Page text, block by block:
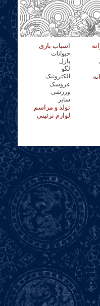
اسباب بازی
حیوانات
پازل
لگو
الکترونیک
عروسک
ورزشی
سایر
تولد و مراسم
لوازم تزئینی